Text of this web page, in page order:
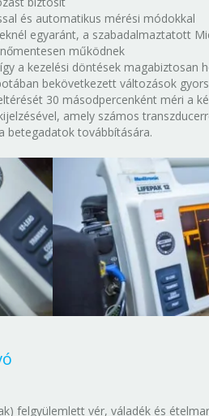
és automatikus mérési módokkal
egyaránt, a szabadalmaztatott
működnek
a kezelési döntések magabiztosan
bekövetkezett változások
30 másodpercenként méri a
amely számos
betegadatok továbbítására.
felgyülemlett vér, váladék és